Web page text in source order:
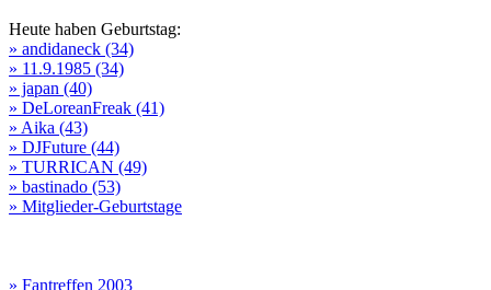
Heute haben Geburtstag:
» andidaneck (34)
» 11.9.1985 (34)
» japan (40)
» DeLoreanFreak (41)
» Aika (43)
» DJFuture (44)
» TURRICAN (49)
» bastinado (53)
» Mitglieder-Geburtstage
» Fantreffen 2003